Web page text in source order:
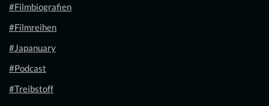
#Filmbiografien
#Filmreihen
#Japanuary
#Podcast
#Treibstoff